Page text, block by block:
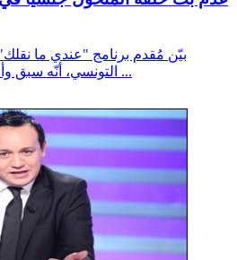
بيّن مُقدم برنامج "عندي ما
التونسي، أنّه سبق وأنّ تناول في برنامجه مسائل ...